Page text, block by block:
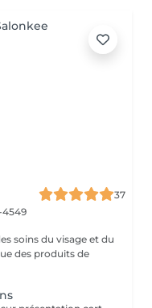
37
4549
soins du visage et du
des produits de